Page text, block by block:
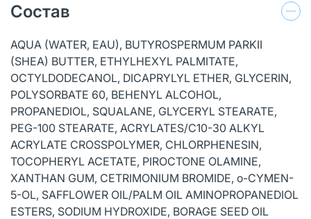
Состав
AQUA (WATER, EAU), BUTYROSPERMUM PARKII
(SHEA) BUTTER, ETHYLHEXYL PALMITATE,
OCTYLDODECANOL, DICAPRYLYL ETHER, GLYCERIN,
POLYSORBATE 60, BEHENYL ALCOHOL,
PROPANEDIOL, SQUALANE, GLYCERYL STEARATE,
PEG-100 STEARATE, ACRYLATES/C10-30 ALKYL
ACRYLATE CROSSPOLYMER, CHLORPHENESIN,
TOCOPHERYL ACETATE, PIROCTONE OLAMINE,
XANTHAN GUM, CETRIMONIUM BROMIDE, o-CYMEN-
5-OL, SAFFLOWER OIL/PALM OIL AMINOPROPANEDIOL
ESTERS, SODIUM HYDROXIDE, BORAGE SEED OIL